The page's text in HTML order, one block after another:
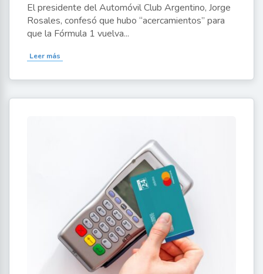
El presidente del Automóvil Club Argentino, Jorge
Rosales, confesó que hubo “acercamientos” para
que la Fórmula 1 vuelva...
Leer más